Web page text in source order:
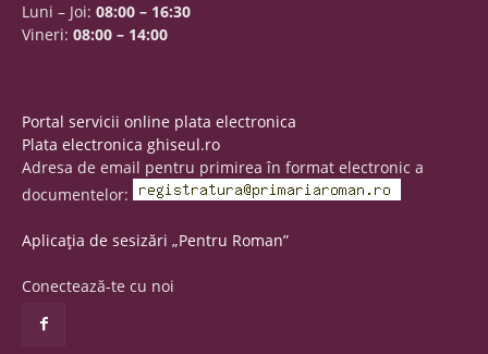
Luni – Joi: 08:00 – 16:30
Vineri: 08:00 – 14:00
Portal servicii online plata electronica
Plata electronica ghiseul.ro
Adresa de email pentru primirea în format electronic a
documentelor:
Aplicația de sesizări „Pentru Roman”
Conectează-te cu noi